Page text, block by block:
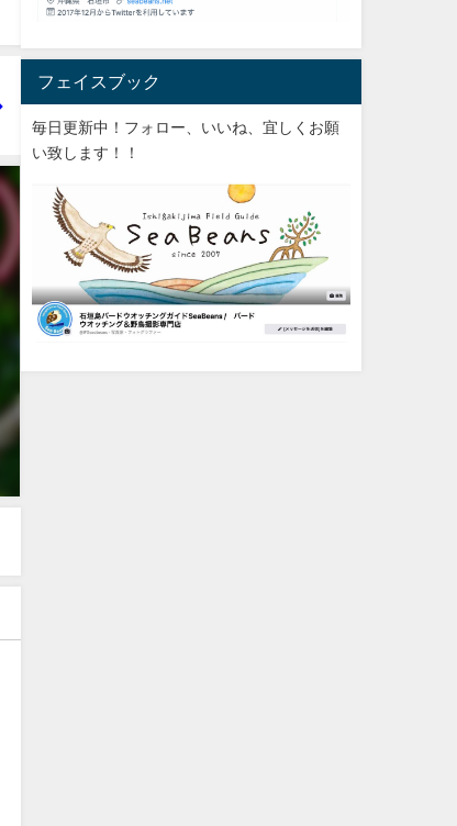
フェイスブック
毎日更新中！フォロー、いいね、宜しくお願
い致します！！